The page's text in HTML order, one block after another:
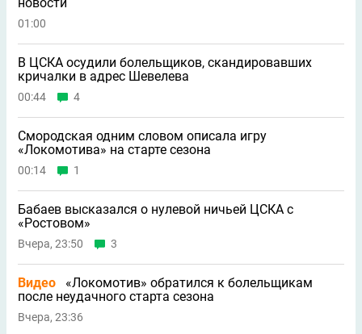
01:00
В ЦСКА осудили болельщиков, скандировавших
кричалки в адрес Шевелева
00:44 4
Смородская одним словом описала игру
«Локомотива» на старте сезона
00:14 1
Бабаев высказался о нулевой ничьей ЦСКА с
«Ростовом»
Вчера, 23:50 3
Видео
«Локомотив» обратился к болельщикам
после неудачного старта сезона
Вчера, 23:36